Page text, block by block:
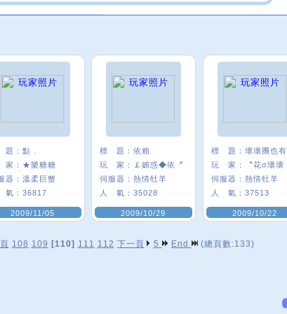
： 點 .
： ★樂糖糖
器： 溫柔巨蟹
氣： 36817
2009/11/05
標 題： 依賴
玩 家：
￡媚惑◆依〞
伺服器： 熱情牡羊
人 氣： 35028
2009/10/29
標 題： 壞壞團也
玩 家：
〝花σ壞壞
伺服器： 熱情牡羊
人 氣： 37513
2009/10/22
108 109 [110] 111 112 下一頁 5 End (總頁數:133)